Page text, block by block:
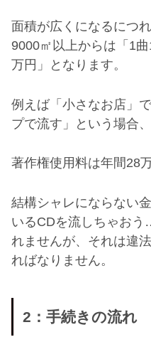
面積が広くになるにつ
9000㎡以上からは「 1曲
万円」となります。
例えば「小さなお店」で
プで流す」という場合、
著作権使用料は年間28
結構シャレにならない
いるCDを流しちゃおう
れませんが、それは違
ればなりません。
2 ：手続きの流れ